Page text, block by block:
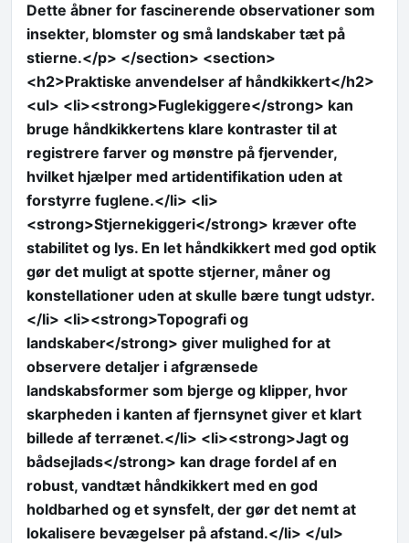
Dette åbner for fascinerende observationer som
insekter, blomster og små landskaber tæt på
stierne.</p> </section> <section>
<h2>Praktiske anvendelser af håndkikkert</h2>
<ul> <li><strong>Fuglekiggere</strong> kan
bruge håndkikkertens klare kontraster til at
registrere farver og mønstre på fjervender,
hvilket hjælper med artidentifikation uden at
forstyrre fuglene.</li> <li>
<strong>Stjernekiggeri</strong> kræver ofte
stabilitet og lys. En let håndkikkert med god optik
gør det muligt at spotte stjerner, måner og
konstellationer uden at skulle bære tungt udstyr.
</li> <li><strong>Topografi og
landskaber</strong> giver mulighed for at
observere detaljer i afgrænsede
landskabsformer som bjerge og klipper, hvor
skarpheden i kanten af fjernsynet giver et klart
billede af terrænet.</li> <li><strong>Jagt og
bådsejlads</strong> kan drage fordel af en
robust, vandtæt håndkikkert med en god
holdbarhed og et synsfelt, der gør det nemt at
lokalisere bevægelser på afstand.</li> </ul>